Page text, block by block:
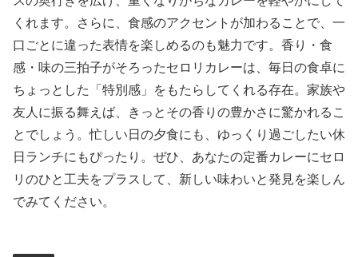
くれます。さらに、食感のアクセントが加わることで、一
口ごとに違った表情を楽しめるのも魅力です。香り・食
感・味の三拍子がそろったセロリカレーは、毎日の食卓に
ちょっとした「特別感」をもたらしてくれる存在。家族や
友人に振る舞えば、きっとその香りの豊かさに驚かれるこ
とでしょう。忙しい日の夕食にも、ゆっくり過ごしたい休
日ランチにもぴったり。ぜひ、あなたの定番カレーにセロ
リのひと工夫をプラスして、新しい味わいと発見を楽しん
でみてください。